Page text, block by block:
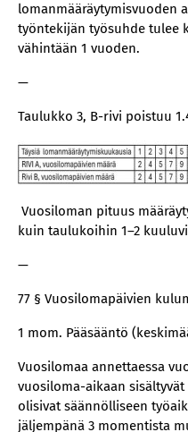
lomanmääräytymisvuoden
työntekijän työsuhde tulee
vähintään 1 vuoden.
—
Taulukko 3, B-rivi poistuu
Vuosiloman pituus
kuin taulukoihin 1–2
—
77 § Vuosilomapäivien
1 mom. Pääsääntö
Vuosilomaa annettaessa
vuosiloma-aikaan
olisivat säännölliseen
jäljempänä 3 momentista